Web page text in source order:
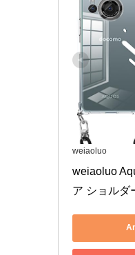
weiaoluo
weiaoluo
ア ショルダ